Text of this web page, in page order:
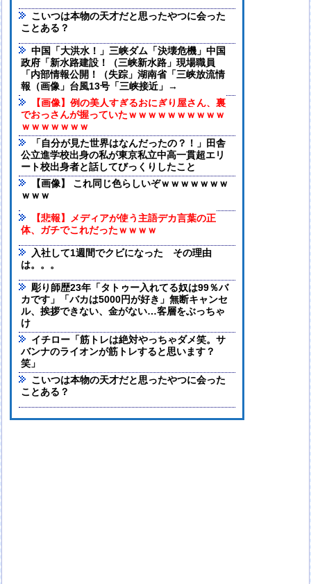
こいつは本物の天才だと思ったやつに会った
ことある？
中国「大洪水！」三峡ダム「決壊危機」中国
政府「新水路建設！（三峡新水路」現場職員
「内部情報公開！（失踪」湖南省「三峡放流情
報（画像」台風13号「三峡接近」→
【画像】例の美人すぎるおにぎり屋さん、裏
でおっさんが握っていたｗｗｗｗｗｗｗｗｗｗ
ｗｗｗｗｗｗｗ
「自分が見た世界はなんだったの？！」田舎
公立進学校出身の私が東京私立中高一貫超エリ
ート校出身者と話してびっくりしたこと
【画像】 これ同じ色らしいぞｗｗｗｗｗｗｗ
ｗｗｗ
【悲報】メディアが使う主語デカ言葉の正
体、ガチでこれだったｗｗｗｗ
入社して1週間でクビになった その理由
は。。。
彫り師歴23年「タトゥー入れてる奴は99％バ
カです」「バカは5000円が好き」無断キャンセ
ル、挨拶できない、金がない…客層をぶっちゃ
け
イチロー「筋トレは絶対やっちゃダメ笑。サ
バンナのライオンが筋トレすると思います？
笑」
こいつは本物の天才だと思ったやつに会った
ことある？